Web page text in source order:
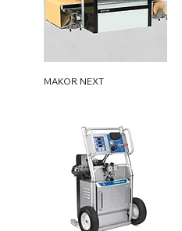
MAKOR NEXT